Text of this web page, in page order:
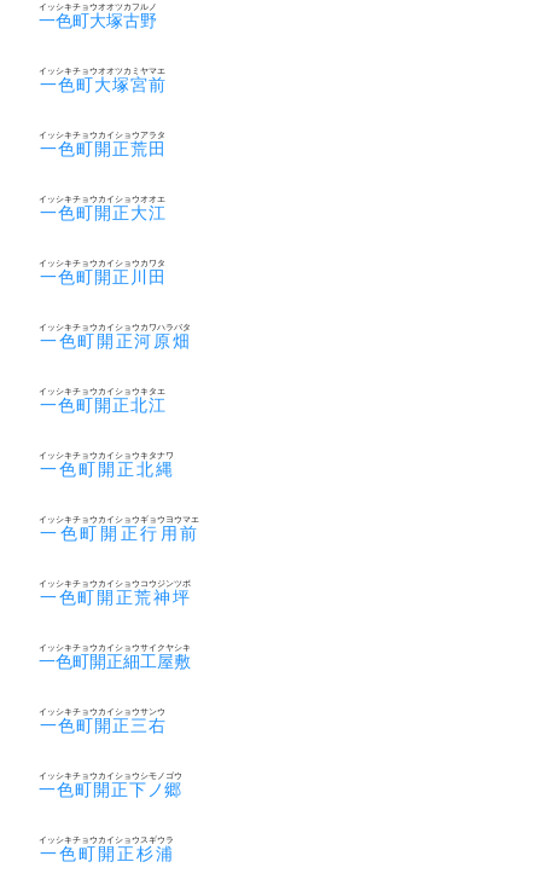
一色町大塚古野
イッシキチョウオオツカフルノ
一色町大塚宮前
イッシキチョウオオツカミヤマエ
一色町開正荒田
イッシキチョウカイショウアラタ
一色町開正大江
イッシキチョウカイショウオオエ
一色町開正川田
イッシキチョウカイショウカワタ
一色町開正河原畑
イッシキチョウカイショウカワハラバタ
一色町開正北江
イッシキチョウカイショウキタエ
一色町開正北縄
イッシキチョウカイショウキタナワ
一色町開正行用前
イッシキチョウカイショウギョウヨウマエ
一色町開正荒神坪
イッシキチョウカイショウコウジンツボ
一色町開正細工屋敷
イッシキチョウカイショウサイクヤシキ
一色町開正三右
イッシキチョウカイショウサンウ
一色町開正下ノ郷
イッシキチョウカイショウシモノゴウ
一色町開正杉浦
イッシキチョウカイショウスギウラ